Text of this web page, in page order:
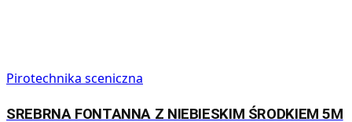
Pirotechnika sceniczna
SREBRNA FONTANNA Z NIEBIESKIM ŚRODKIEM 5M